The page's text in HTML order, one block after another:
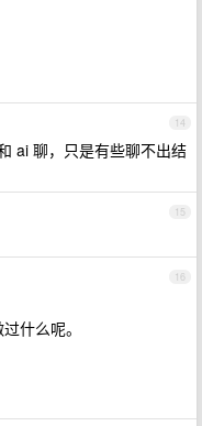
14
ai 聊，只是有些聊不出结
15
16
什么呢。